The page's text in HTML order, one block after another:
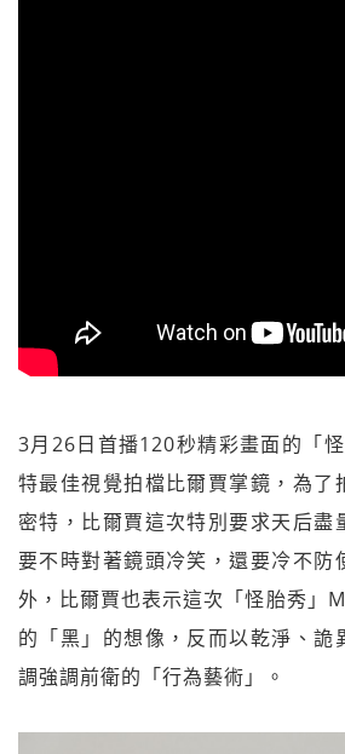
3月26日首播120秒精彩畫面的「
特最佳視覺拍檔比爾賈掌鏡，為了
密特，比爾賈這次特別要求天后盡
要不時對著鏡頭冷笑，還要冷不防
外，比爾賈也表示這次「怪胎秀」
的「黑」的想像，反而以乾淨、詭
調強調前衛的「行為藝術」。